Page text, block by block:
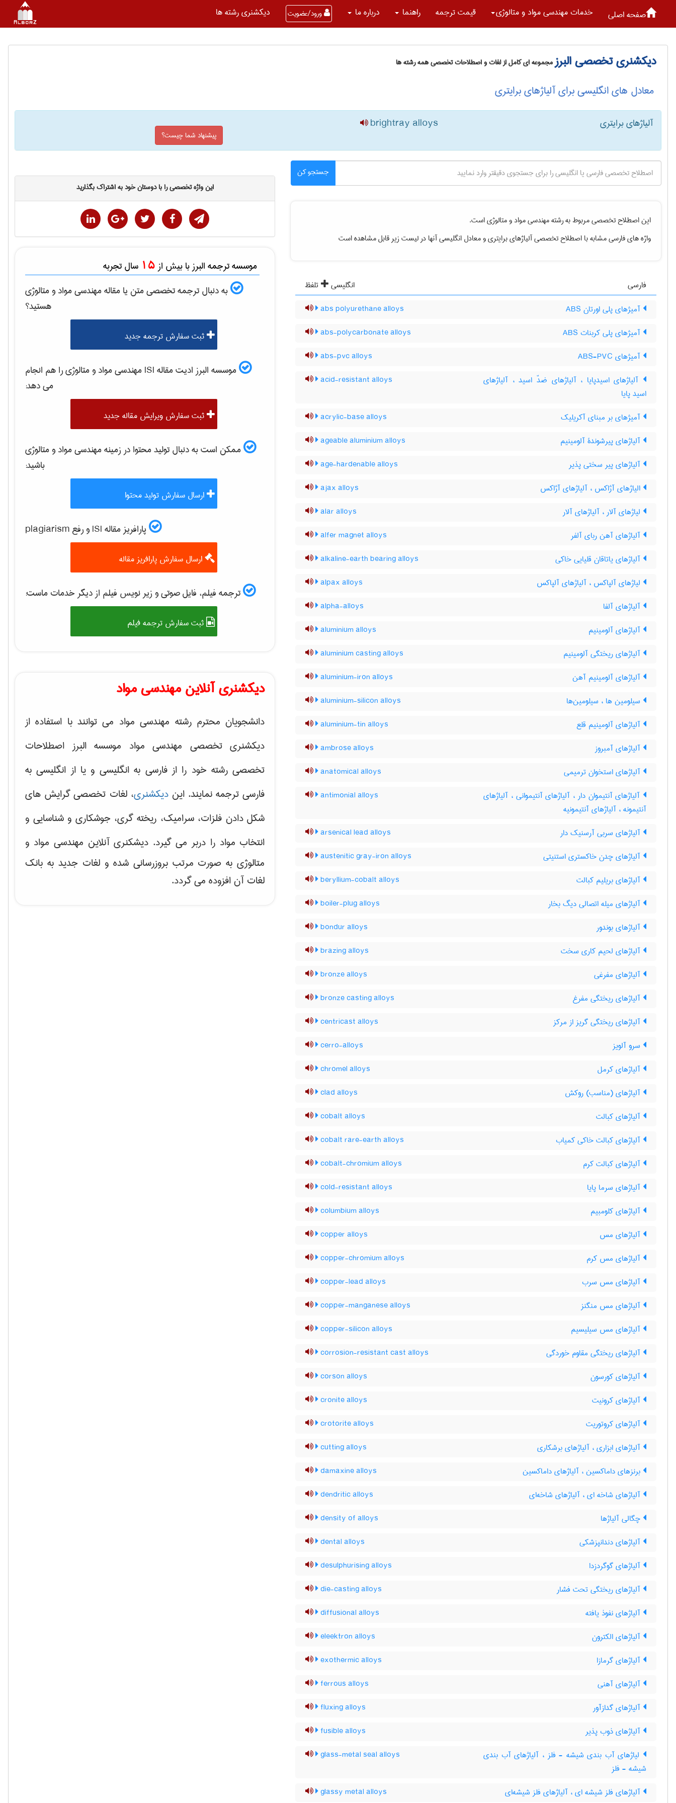
صفحه اصلی خدمات مهندسی مواد و متالوژی قیمت ترجمه راهنما درباره ما ورود/عضویت دیکشنری رشته ها
دیکشنری تخصصی البرزمجموعه ای کامل از لغات و اصطلاحات تخصصی همه رشته ها
معادل های انگلیسی برای آلیاژهای برایتری
آلیاژهای برایتری brightray alloys
پیشنهاد شما چیست؟
جستجو کن
این اصطلاح تخصصی مربوط به رشتهمهندسی مواد و متالوژیاست.
واژه های فارسی مشابه با اصطلاح تخصصیآلیاژهای برایتریو معادل انگلیسی آنها در لیست زیر قابل مشاهده است
فارسی انگلیسی
تلفظ
آمیژهای پلی اورتان ABS
abs polyurethane alloys
آمیژهای پلی کربنات ABS abs-polycarbonate alloys
آمیژهای ABS-PVC abs-pvc alloys
آلیاژهای اسیدپایا ، آلیاژهای ضدّ اسید ، آلیاژهای
اسید پایا
acid-resistant alloys
آمیژهای بر مبنای آکریلیک acrylic-base alloys
آلیاژهای پیرشوندۀ آلومینیم ageable aluminium alloys
آلیاژهای پیر سختی پذیر age-hardenable alloys
الیاژهای آژاکس ، آلیاژهای آژاکس ajax alloys
لیاژهای آلار ، آلیاژهای آلار alar alloys
آلیاژهای آهن ربای آلفر alfer magnet alloys
آلیاژهای یاتاقان قلیایی خاکی alkaline-earth bearing alloys
لیاژهای آلپاکس ، آلیاژهای آلپاکس alpax alloys
آلیاژهای آلفا alpha-alloys
آلیاژهای آلومینیم aluminium alloys
آلیاژهای ریختگی آلومینیم aluminium casting alloys
آلیاژهای آلومینیم آهن aluminium-iron alloys
سیلومین ها ، سیلومین‌ها aluminium-silicon alloys
آلیاژهای آلومینیم قلع aluminium-tin alloys
آلیاژهای آمبروز ambrose alloys
آلیاژهای استخوان ترمیمی anatomical alloys
آلیاژهای آنتیموان دار ، آلیاژهای آنتیموانی ، آلیاژهای
آنتیمونه ، آلیاژهای آنتیمونیه
antimonial alloys
آلیاژهای سربی آرسنیک دار arsenical lead alloys
آلیاژهای چدن خاکستری استنیتی austenitic gray-iron alloys
آلیاژهای بریلیم کبالت beryllium-cobalt alloys
آلیاژهای میله اتصالی دیگ بخار boiler-plug alloys
آلیاژهای بوندور bondur alloys
آلیاژهای لحیم کاری سخت brazing alloys
آلیاژهای مفرغی bronze alloys
آلیاژهای ریختگی مفرغ bronze casting alloys
آلیاژهای ریختگی گریز از مرکز centricast alloys
سرو آلویز cerro-alloys
آلیاژهای کرمل chromel alloys
آلیاژهای (مناسب) روکش clad alloys
آلیاژهای کبالت cobalt alloys
آلیاژهای کبالت خاکی کمیاب cobalt rare-earth alloys
آلیاژهای کبالت کرم cobalt-chromium alloys
آلیاژهای سرما پایا cold-resistant alloys
آلیاژهای کلومبیم columbium alloys
آلیاژهای مس copper alloys
آلیاژهای مس کرم copper-chromium alloys
آلیاژهای مس سرب copper-lead alloys
آلیاژهای مس منگنز copper-manganese alloys
آلیاژهای مس سیلیسیم copper-silicon alloys
آلیاژهای ریختگی مقاوم خوردگی corrosion-resistant cast alloys
آلیاژهای کورسون corson alloys
آلیاژهای کرونیت cronite alloys
آلیاژهای کروتوریت crotorite alloys
آلیاژهای ابزاری ، آلیاژهای برشکاری cutting alloys
برنزهای داماکسین ، آلیاژهای داماکسین damaxine alloys
آلیاژهای شاخه ای ، آلیاژهای شاخه‌ای dendritic alloys
چگالی آلیاژها density of alloys
آلیاژهای دندانپزشکی dental alloys
آلیاژهای گوگردزدا desulphurising alloys
آلیاژهای ریختگی تحت فشار die-casting alloys
آلیاژهای نفوذ یافته diffusional alloys
آلیاژهای الکترون eleektron alloys
آلیاژهای گرمازا exothermic alloys
آلیاژهای آهنی ferrous alloys
آلیاژهای گدازآور fluxing alloys
آلیاژهای ذوب پذیر fusible alloys
لیاژهای آب بندی شیشه - فلز ، آلیاژهای آب بندی
شیشه - فلز
glass-metal seal alloys
آلیاژهای فلز شیشه ای ، آلیاژهای فلز شیشه‌ای glassy metal alloys
این واژه تخصصی را با دوستان خود به اشتراک بگذارید
موسسه ترجمه البرز با بیش از 15 سال تجربه
به دنبال ترجمه تخصصی متن یا مقالهمهندسی مواد و متالوژی
هستید؟
ثبت سفارش ترجمه جدید
موسسه البرز ادیت مقاله ISI مهندسی مواد و متالوژیرا هم انجام
می دهد:
ثبت سفارش ویرایش مقاله جدید
ممکن است به دنبال تولید محتوا در زمینهمهندسی مواد و متالوژی
باشید:
ارسال سفارش تولید محتوا
پارافریز مقاله ISI و رفع plagiarism
ارسال سفارش پارافریز مقاله
ترجمه فیلم، فایل صوتی و زیر نویس فیلم از دیگر خدمات ماست:
ثبت سفارش ترجمه فیلم
دیکشنری آنلاین مهندسی مواد
دانشجویان محترم رشته مهندسی مواد می توانند با استفاده از
دیکشنری تخصصی مهندسی مواد موسسه البرز اصطلاحات
تخصصی رشته خود را از فارسی به انگلیسی و یا از انگلیسی به
فارسی ترجمه نمایند. ایندیکشنری، لغات تخصصی گرایش های
شکل دادن فلزات، سرامیک، ریخته گری، جوشکاری و شناسایی و
انتخاب مواد را دربر می گیرد. دیشکنری آنلاین مهندسی مواد و
متالوژی به صورت مرتب بروزرسانی شده و لغات جدید به بانک
لغات آن افزوده می گردد.